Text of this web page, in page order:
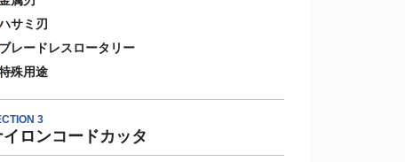
サミ刃
ブレードレスロータリー
殊用途
3
イロンコードカッタ